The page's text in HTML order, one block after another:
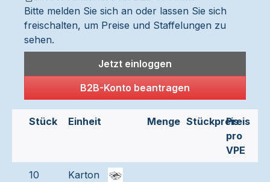
Bitte melden Sie sich an oder lassen Sie sich
freischalten, um Preise und Staffelungen zu
sehen.
Jetzt einloggen
B2B-Konto beantragen
Stück Einheit Menge StückpreisPreis
pro
VPE
10 Karton